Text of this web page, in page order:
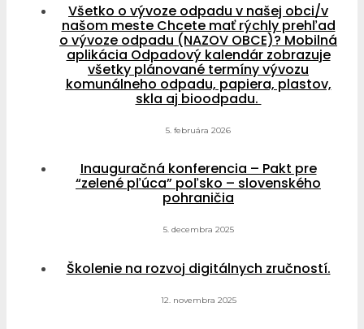
Všetko o vývoze odpadu v našej obci/v
našom meste Chcete mať rýchly prehľad
o vývoze odpadu (NAZOV OBCE)? Mobilná
aplikácia Odpadový kalendár zobrazuje
všetky plánované termíny vývozu
komunálneho odpadu, papiera, plastov,
skla aj bioodpadu.
5. februára 2026
Inauguračná konferencia – Pakt pre
“zelené pľúca” poľsko – slovenského
pohraničia
5. decembra 2025
Školenie na rozvoj digitálnych zručností.
12. novembra 2025